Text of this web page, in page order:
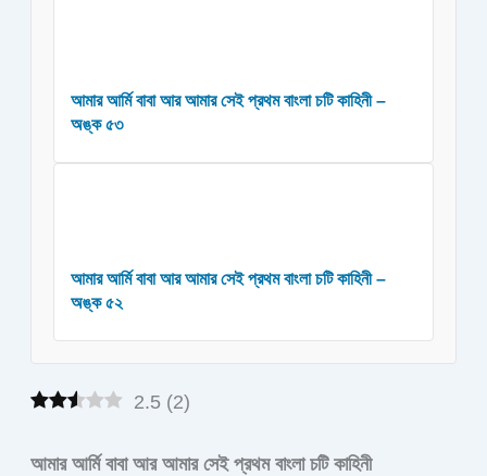
আমার আর্মি বাবা আর আমার সেই প্রথম বাংলা চটি কাহিনী –
অঙ্ক ৫৩
আমার আর্মি বাবা আর আমার সেই প্রথম বাংলা চটি কাহিনী –
অঙ্ক ৫২
2.5 (2)
আমার আর্মি বাবা আর আমার সেই প্রথম বাংলা চটি কাহিনী